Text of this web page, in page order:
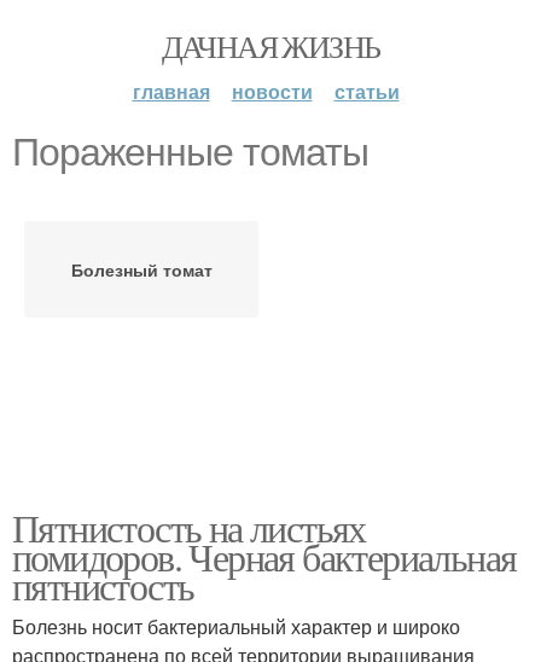
ДАЧНАЯ ЖИЗНЬ
главная новости статьи
Пораженные томаты
Болезный томат
Пятнистость на листьях
помидоров. Черная бактериальная
пятнистость
Болезнь носит бактериальный характер и широко
распространена по всей территории выращивания